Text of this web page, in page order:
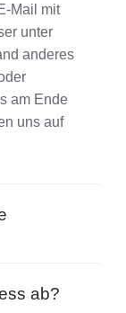
Mail mit
unter
anderes
am Ende
uns auf
ab?